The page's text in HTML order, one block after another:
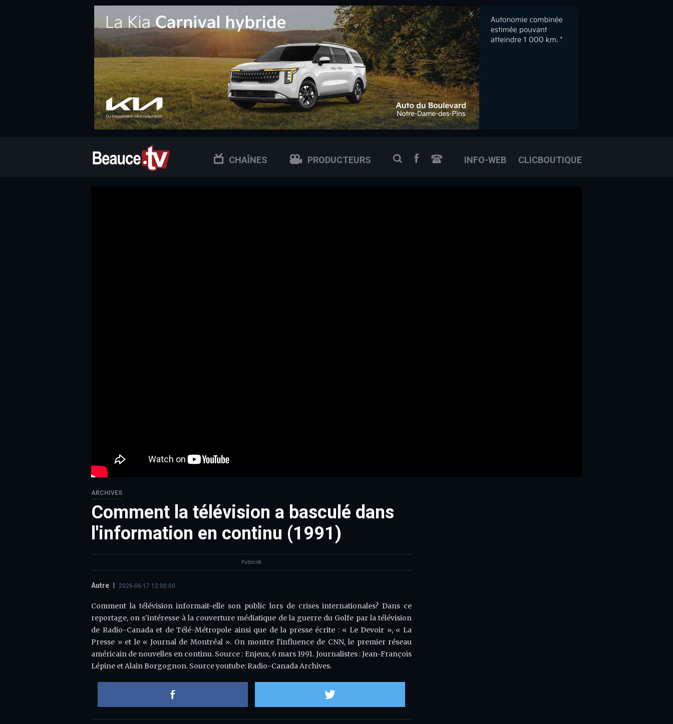
CHAÎNES PRODUCTEURS RECHERCHE
FACEBOOKNOUS JOINDRE
INFO-WEB CLICBOUTIQUE
ARCHIVES
Comment la télévision a basculé dans
l'information en continu (1991)
Publicité
Autre 2026-06-17 12:00:00
Comment la télévision informait-elle son public lors de crises internationales? Dans ce
reportage, on s'intéresse à la couverture médiatique de la guerre du Golfe par la télévision
de Radio-Canada et de Télé-Métropole ainsi que de la presse écrite : « Le Devoir », « La
Presse » et le « Journal de Montréal ». On montre l'influence de CNN, le premier réseau
américain de nouvelles en continu. Source : Enjeux, 6 mars 1991. Journalistes : Jean-François
Lépine et Alain Borgognon. Source youtube: Radio-Canada Archives.